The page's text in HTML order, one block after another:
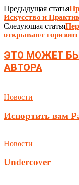
Предыдущая статья
Искусство и
Следующая статья
открывают
ЭТО МОЖЕТ
АВТОРА
Новости
Испортить вам
Новости
Undercover